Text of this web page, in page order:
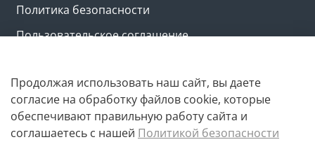
Политика безопасности
Пользовательское соглашение
Copyright © M-ovik.ru. 2022-2026
Продолжая использовать наш сайт, вы даете
согласие на обработку файлов cookie, которые
обеспечивают правильную работу сайта и
соглашаетесь с нашей Политикой безопасности